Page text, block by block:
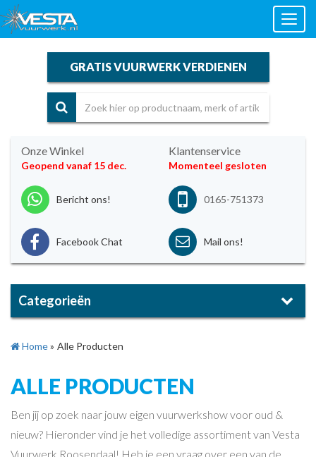
GRATIS VUURWERK VERDIENEN
Onze Winkel
Geopend vanaf 15 dec.
Klantenservice
Momenteel gesloten
Bericht ons! 0165-751373
Facebook Chat Mail ons!
Categorieën
Home» Alle Producten
ALLE PRODUCTEN
Ben jij op zoek naar jouw eigen vuurwerkshow voor oud &
nieuw? Hieronder vind je het volledige assortiment van Vesta
Vuurwerk Roosendaal! Heb je een vraag over een van de